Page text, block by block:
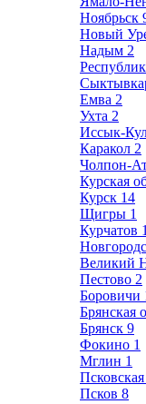
Ноябрьск
Новый
Надым 2
Емва 2
Ухта 2
Иссык-
Каракол 2
Чолпон-
Курская
Курск 14
Щигры 1
Курчатов 1
Великий
Пестово 2
Боровичи
Брянская
Брянск 9
Фокино 1
Мглин 1
Псков 8